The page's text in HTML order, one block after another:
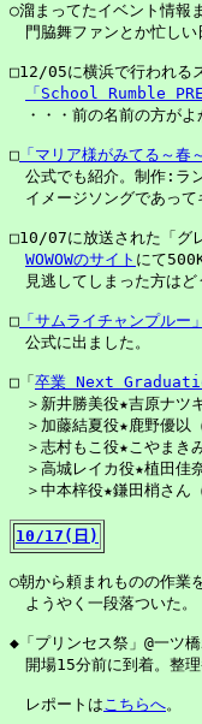
○溜まってたイベント情報
門脇舞ファンとか忙しい
□12/05に横浜で行われる
「School Rumble
・・・前の名前の方がよ
□ 「マリア様がみてる～春
公式でも紹介。制作:ラ
イメージソングであって
□10/07に放送された「グ
WOWOWのサイト にて
見逃してしまった方はど
□ 「サムライチャンプル
公式に出ました。
□「 卒業 Next
＞新井勝美役★吉原ナツ
＞加藤結夏役★鹿野優以（
＞志村もこ役★こやまき
＞高城レイカ役★植田佳
＞中本梓役★鎌田梢さん
10/17(日)
○朝から頼まれものの作業
ようやく一段落ついた。
◆「プリンセス祭」@一ツ
開場15分前に到着。整理
レポートはこちらへ。